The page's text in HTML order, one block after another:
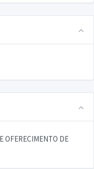
OFERECIMENTO DE